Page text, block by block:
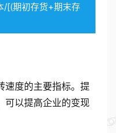
/[(期初存货+期末存
速度的主要指标。提
可以提高企业的变现